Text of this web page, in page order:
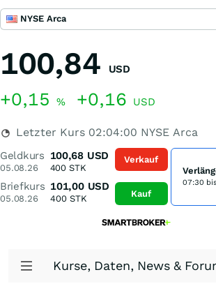
NYSE Arca
100,84 USD
+0,15 % +0,16 USD
Letzter Kurs 02:04:00 NYSE Arca
Geldkurs
05.08.26
100,68 USD
400 STK
Briefkurs
05.08.26
101,00 USD
400STK
Verkauf
Kauf
07:30
Kurse, Daten, News &